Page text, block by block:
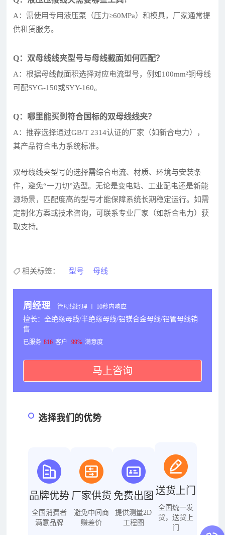
A：需使用专用液压泵（压力≥60MPa）和模具，厂家通常提
供租赁服务。
Q：双母线线夹型号与母线截面如何匹配？
A：根据母线截面积选择对应电流型号，例如100mm²铜母线
可配SYG-150或SYY-160。
Q：哪里能买到符合国标的双母线线夹？
A：推荐选择通过GB/T 2314认证的厂家（如新合电力），
其产品符合电力系统标准。
双母线线夹型号的选择需综合电流、材质、环境与安装条
件，避免“一刀切”选型。无论是变电站、工业配电还是新能
源场景，匹配度高的型号才能保障系统长期稳定运行。如需
定制化方案或技术咨询，可联系专业厂家（如新合电力）获
取支持。
相关标签： 型号 母线
周经理 管母线经理 丨 10秒内响应
擅长：全绝缘母线/半绝缘母线/铝镁合金母线/铝管母线销
售
已服务 816 客户 99% 满意度
马上咨询
选择我们的优势
品牌优势
全国消费者
满意品牌
厂家供货
避免中间商
赚差价
免费出图
提供测量2D
工程图
送货上门
全国统一发
货，送货上
门